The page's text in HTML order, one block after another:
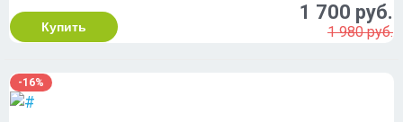
Купить
1 700 руб.
1 980 руб.
-16%